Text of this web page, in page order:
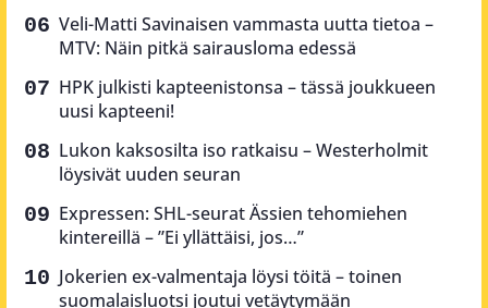
Veli-Matti Savinaisen vammasta uutta tietoa –
MTV: Näin pitkä sairausloma edessä
HPK julkisti kapteenistonsa – tässä joukkueen
uusi kapteeni!
Lukon kaksosilta iso ratkaisu – Westerholmit
löysivät uuden seuran
Expressen: SHL-seurat Ässien tehomiehen
kintereillä – ”Ei yllättäisi, jos…”
Jokerien ex-valmentaja löysi töitä – toinen
suomalaisluotsi joutui vetäytymään